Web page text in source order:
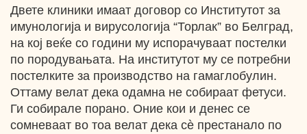
Двете клиники имаат договор со Институтот за
имунологија и вирусологија “Торлак” во Белград,
на кој веќе со години му испорачуваат постелки
по породувањата. На институтот му се потребни
постелките за производство на гамаглобулин.
Оттаму велат дека одамна не собираат фетуси.
Ги собирале порано. Оние кои и денес се
сомневаат во тоа велат дека cѐ престанало по